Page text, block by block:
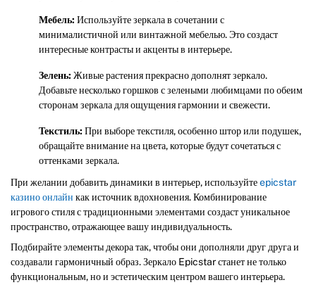
Мебель: Используйте зеркала в сочетании с
минималистичной или винтажной мебелью. Это создаст
интересные контрасты и акценты в интерьере.
Зелень: Живые растения прекрасно дополнят зеркало.
Добавьте несколько горшков с зелеными любимцами по обеим
сторонам зеркала для ощущения гармонии и свежести.
Текстиль: При выборе текстиля, особенно штор или подушек,
обращайте внимание на цвета, которые будут сочетаться с
оттенками зеркала.
При желании добавить динамики в интерьер, используйтеepicstar
казино онлайн как источник вдохновения. Комбинирование
игрового стиля с традиционными элементами создаст уникальное
пространство, отражающее вашу индивидуальность.
Подбирайте элементы декора так, чтобы они дополняли друг друга и
создавали гармоничный образ. Зеркало Epicstar станет не только
функциональным, но и эстетическим центром вашего интерьера.